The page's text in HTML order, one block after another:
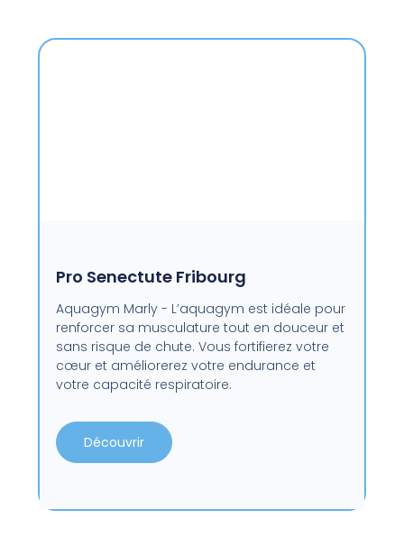
Pro Senectute Fribourg
Aquagym Marly - L’aquagym est idéale pour
renforcer sa musculature tout en douceur et
sans risque de chute. Vous fortifierez votre
cœur et améliorerez votre endurance et
votre capacité respiratoire.
Découvrir